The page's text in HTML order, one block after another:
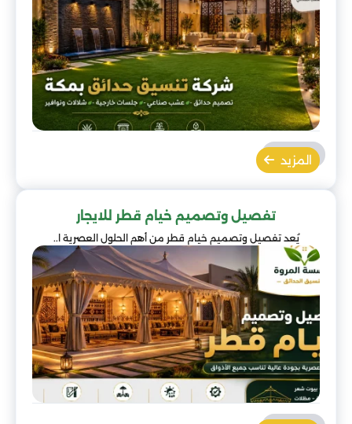
المزيد
تفصيل وتصميم خيام قطر للايجار
يُعد تفصيل وتصميم خيام قطر من أهم الحلول العصرية ا..